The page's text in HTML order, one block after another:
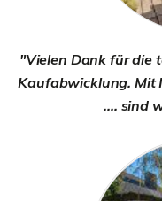
"Vielen Dank für die
Kaufabwicklung. Mit
.... sind